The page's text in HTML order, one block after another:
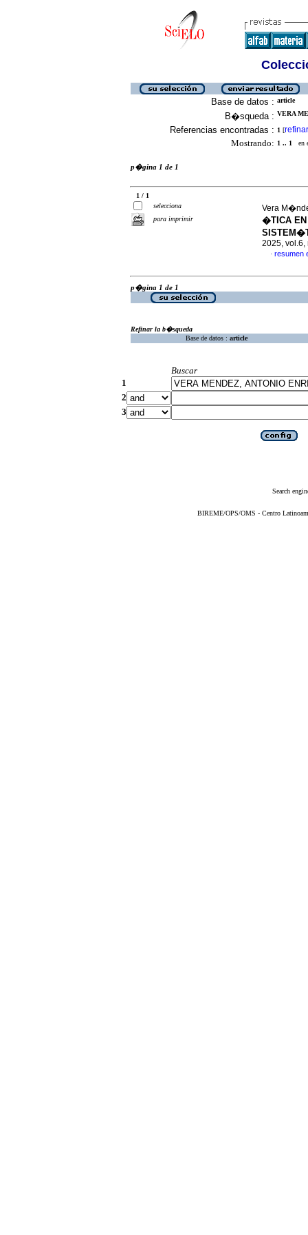
Base de datos : article
B�squeda : VERA
Referencias encontradas : 1 [refinar
Mostrando: 1 .. 1 en
p�gina 1 de 1
1 / 1
selecciona
para imprimir
Vera
�TICA EN
2025, vol.6,
· resumen
p�gina 1 de 1
Refinar la b�squeda
Base de datos : article
Buscar
1
2
3
Search
BIREME/OPS/OMS - Centro